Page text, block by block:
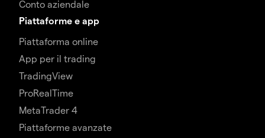
Conto aziendale
Piattaforme e app
Piattaforma online
App per il trading
TradingView
ProRealTime
MetaTrader 4
Piattaforme avanzate